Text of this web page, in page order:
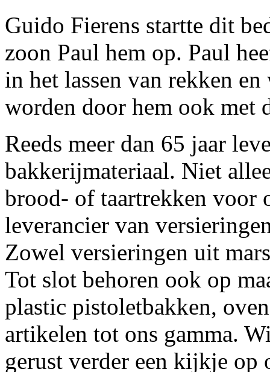
Guido Fierens startte dit
zoon Paul hem op. Paul
in het lassen van rekken
worden door hem ook met
Reeds meer dan 65 jaar
bakkerijmateriaal. Niet
brood- of taartrekken voor
leverancier van
Zowel versieringen uit
Tot slot behoren ook op
plastic pistoletbakken,
artikelen tot ons gamma.
gerust verder een kijkje op